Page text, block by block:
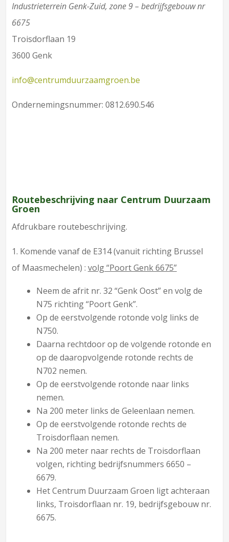
Industrieterrein Genk-Zuid, zone 9 – bedrijfsgebouw nr
6675
Troisdorflaan 19
3600 Genk
info@centrumduurzaamgroen.be
Ondernemingsnummer: 0812.690.546
Routebeschrijving naar Centrum Duurzaam
Groen
Afdrukbare routebeschrijving.
1. Komende vanaf de E314 (vanuit richting Brussel
of Maasmechelen) : volg “Poort Genk 6675”
Neem de afrit nr. 32 “Genk Oost” en volg de
N75 richting “Poort Genk”.
Op de eerstvolgende rotonde volg links de
N750.
Daarna rechtdoor op de volgende rotonde en
op de daaropvolgende rotonde rechts de
N702 nemen.
Op de eerstvolgende rotonde naar links
nemen.
Na 200 meter links de Geleenlaan nemen.
Op de eerstvolgende rotonde rechts de
Troisdorflaan nemen.
Na 200 meter naar rechts de Troisdorflaan
volgen, richting bedrijfsnummers 6650 –
6679.
Het Centrum Duurzaam Groen ligt achteraan
links, Troisdorflaan nr. 19, bedrijfsgebouw nr.
6675.